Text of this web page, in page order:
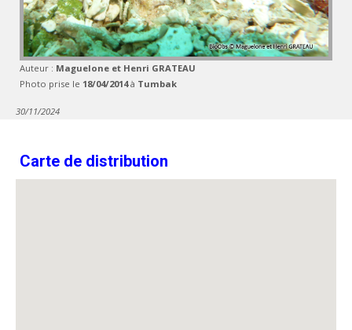
Auteur : Maguelone et Henri GRATEAU
Photo prise le 18/04/2014à Tumbak
30/11/2024
Carte de distribution